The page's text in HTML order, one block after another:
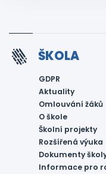
ŠKOLA
GDPR
Aktuality
Omlouvání žáků
O škole
Školní projekty
Rozšířená výuka
Dokumenty
Informace pro